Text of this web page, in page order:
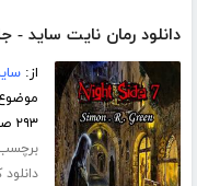
دانلود رمان نایت ساید - جلد 7: تاوان
از:
۲۹۳ صفحه